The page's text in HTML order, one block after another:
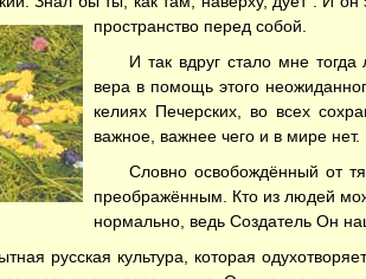
пространство перед собой.
И так вдруг стало мне
вера в помощь этого
келиях Печерских, во всех
важное, важнее чего и в мире нет.
Словно освобождённый от
преображённым. Кто из людей
нормально, ведь Создатель Он
русская культура, которая